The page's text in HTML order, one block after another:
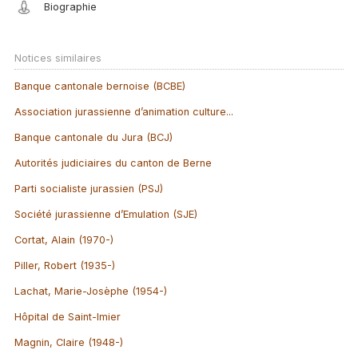
Biographie
Notices similaires
Banque cantonale bernoise (BCBE)
Association jurassienne d’animation culture...
Banque cantonale du Jura (BCJ)
Autorités judiciaires du canton de Berne
Parti socialiste jurassien (PSJ)
Société jurassienne d’Emulation (SJE)
Cortat, Alain (1970-)
Piller, Robert (1935-)
Lachat, Marie-Josèphe (1954-)
Hôpital de Saint-Imier
Magnin, Claire (1948-)